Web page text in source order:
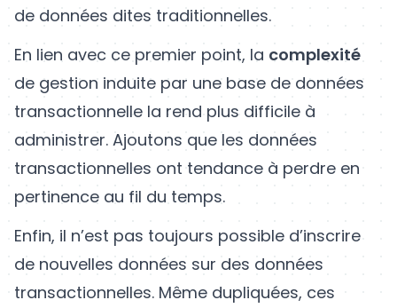
de données dites traditionnelles.
En lien avec ce premier point, la complexité
de gestion induite par une base de données
transactionnelle la rend plus difficile à
administrer. Ajoutons que les données
transactionnelles ont tendance à perdre en
pertinence au fil du temps.
Enfin, il n’est pas toujours possible d’inscrire
de nouvelles données sur des données
transactionnelles. Même dupliquées, ces